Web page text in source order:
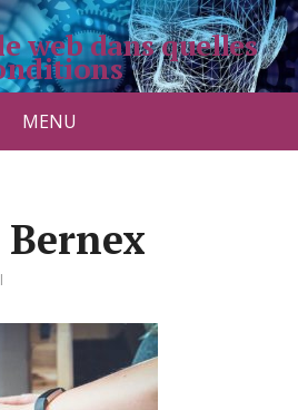
web dans quelles
MENU